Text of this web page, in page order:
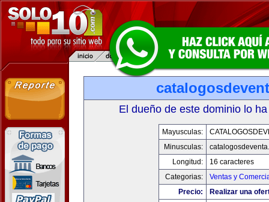
El dueño de este dominio lo
Mayusculas:
Minusculas:
Longitud:
16 caracteres
Categorias:
Ventas y
Precio:
Realizar una